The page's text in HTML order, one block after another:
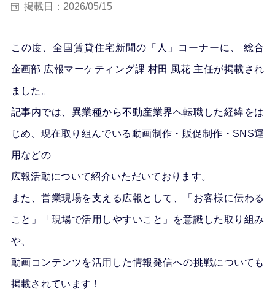
掲載日：2026/05/15
この度、全国賃貸住宅新聞の「人」コーナーに、 総合
企画部 広報マーケティング課 村田 風花 主任が掲載され
ました。
記事内では、異業種から不動産業界へ転職した経緯をは
じめ、現在取り組んでいる動画制作・販促制作・SNS運
用などの
広報活動について紹介いただいております。
また、営業現場を支える広報として、「お客様に伝わる
こと」「現場で活用しやすいこと」を意識した取り組み
や、
動画コンテンツを活用した情報発信への挑戦についても
掲載されています！